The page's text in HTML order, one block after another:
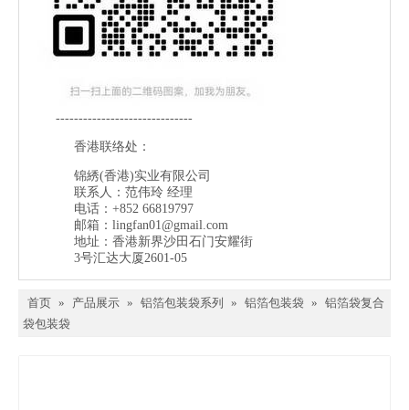
------------------------------
香港联络处：
锦綉(香港)实业有限公司
联系人：范伟玲 经理
电话：+852 66819797
邮箱： lingfan01@gmail.com
地址：香港新界沙田石门安耀街
3号汇达大厦2601-05
首页 » 产品展示 » 铝箔包装袋系列 » 铝箔包装袋 » 铝箔袋复合
袋包装袋